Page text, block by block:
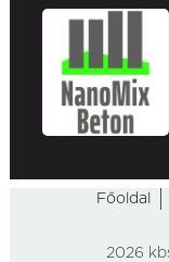
Főoldal
2026